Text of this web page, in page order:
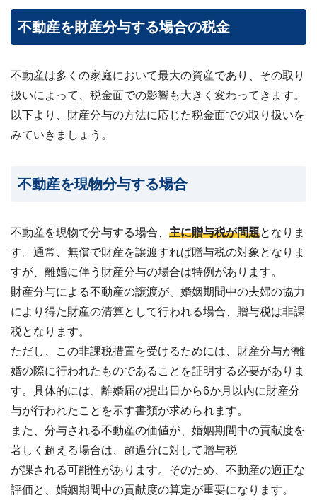
不動産を財産分与する場合の税金
不動産は多くの家庭において最大の資産であり、その取り
扱いによって、税金面での影響も大きく変わってきます。
以下より、財産分与の方法に応じた税金面での取り扱いを
みていきましょう。
不動産を現物分与する場合
不動産を現物で分与する場合、 主に贈与税が問題となりま
す。通常、 無償で財産を譲渡すれば贈与税の対象 となりま
すが、 離婚に伴う財産分与の場合は特例 があります。
財産分与による不動産の譲渡が、婚姻期間中の夫婦の協力
により得た財産の清算として行われる場合、贈与税は非課
税となります。
ただし、この非課税措置を受けるためには、財産分与が離
婚の際に行われたものであることを証明する必要がありま
す。具体的には、離婚届の提出日から6か月以内に財産分
与が行われたことを示す書類が求められます。
また、分与される不動産の価値が、婚姻期間中の貢献度を
著しく超える場合は、超過分に対して贈与税
が課される可能性があります。そのため、不動産の適正な
評価と、婚姻期間中の貢献度の算定が重要になります。